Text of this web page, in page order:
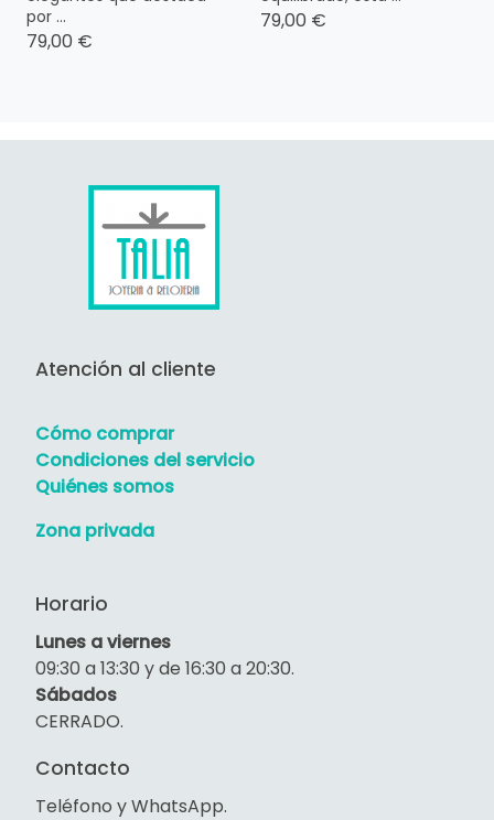
por ...
79,00 €
79,00 €
Atención al cliente
Cómo comprar
Condiciones del servicio
Quiénes somos
Zona privada
Horario
Lunes a viernes
09:30 a 13:30 y de 16:30 a 20:30.
Sábados
CERRADO.
Contacto
Teléfono y WhatsApp.